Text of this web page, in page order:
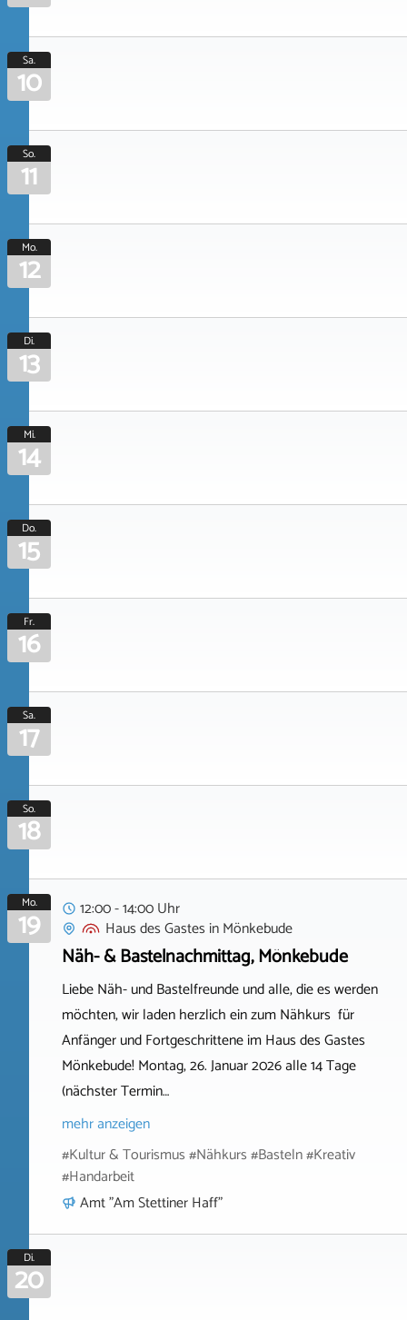
Sa.
10
So.
11
Mo.
12
Di.
13
Mi.
14
Do.
15
Fr.
16
Sa.
17
So.
18
Mo.
19
12:00 - 14:00 Uhr
Haus des Gastes inMönkebude
Näh- & Bastelnachmittag, Mönkebude
Liebe Näh- und Bastelfreunde und alle, die es werden
möchten, wir laden herzlich ein zum Nähkurs für
Anfänger und Fortgeschrittene im Haus des Gastes
Mönkebude! Montag, 26. Januar 2026 alle 14 Tage
(nächster Termin…
mehr anzeigen
#Kultur & Tourismus #Nähkurs #Basteln #Kreativ
#Handarbeit
Amt "Am Stettiner Haff"
Di.
20